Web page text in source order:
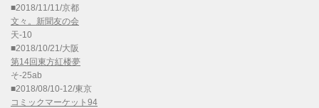
■2018/11/11/京都
文々。新聞友の会
天-10
■2018/10/21/大阪
第14回東方紅楼夢
そ-25ab
■2018/08/10-12/東京
コミックマーケット94